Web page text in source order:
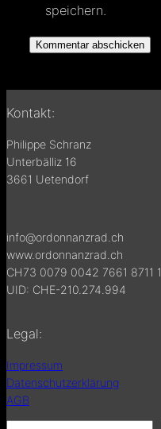
speichern.
Kontakt:
Philippe Schranz
Unterbälliz 16
3661 Uetendorf
info@ordonnanzrad.ch
www.ordonnanzrad.ch
CH73 0079 0042 7661 8711 1
UID: CHE-210.274.994
Legal:
Impressum
Datenschutzerklärung
AGB